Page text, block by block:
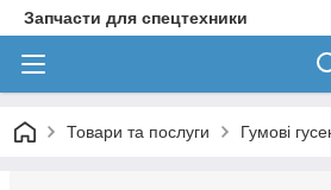
Запчасти для спецтехники
Товари та послуги Гумові